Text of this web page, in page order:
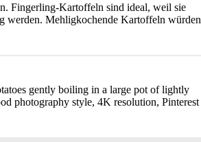
Fingerling-Kartoffeln sind ideal, weil sie
werden. Mehligkochende Kartoffeln würden
gently boiling in a large pot of lightly
photography style, 4K resolution, Pinterest